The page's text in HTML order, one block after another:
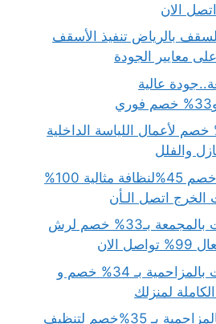
بالرياض تنفيذ الأسقف
معايير الجودة
عالية
بالرياض بـ23% خصم لأعمال اللياسة الداخلية
والفلل
شركة تنظيف بالخرج خصم 45%لنظافة مثالية 100%
اتصل الـأن
شركة مكافحة حشرات بالمجمعة بـ33% خصم لرش
شركة مكافحة حشرات بالمزاحمية بـ 34% خصم و
شركة تنظيف منازل بالمزاحمية بـ 35%خصم لتنظيف